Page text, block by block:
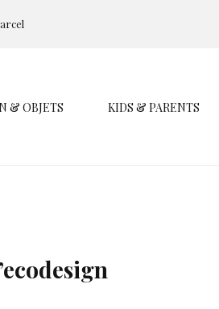
& OBJETS KIDS & PARENTS